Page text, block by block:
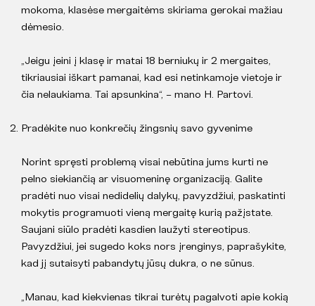
mokoma, klasėse mergaitėms skiriama gerokai mažiau
dėmesio.
„Jeigu įeini į klasę ir matai 18 berniukų ir 2 mergaites,
tikriausiai iškart pamanai, kad esi netinkamoje vietoje ir
čia nelaukiama. Tai apsunkina“, – mano H. Partovi.
Pradėkite nuo konkrečių žingsnių savo gyvenime
Norint spręsti problemą visai nebūtina jums kurti ne
pelno siekiančią ar visuomeninę organizaciją. Galite
pradėti nuo visai nedidelių dalykų, pavyzdžiui, paskatinti
mokytis programuoti vieną mergaitę kurią pažįstate.
Saujani siūlo pradėti kasdien laužyti stereotipus.
Pavyzdžiui, jei sugedo koks nors įrenginys, paprašykite,
kad jį sutaisyti pabandytų jūsų dukra, o ne sūnus.
„Manau, kad kiekvienas tikrai turėtų pagalvoti apie kokią